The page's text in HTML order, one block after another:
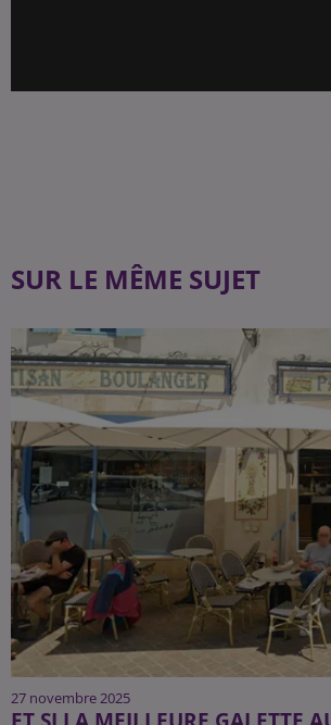
SUR LE MÊME SUJET
27 novembre 2025